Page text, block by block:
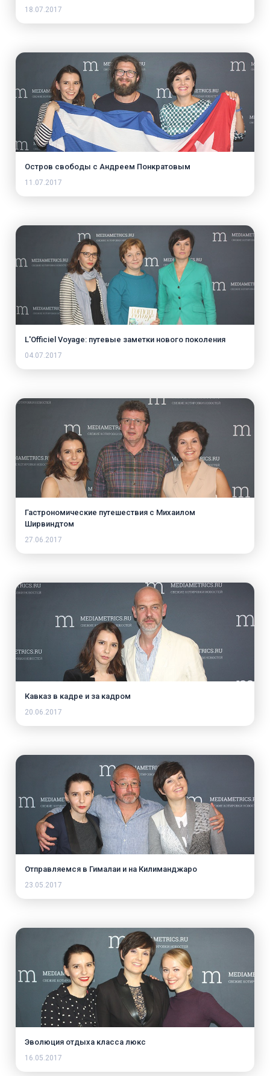
18.07.2017
Остров свободы с Андреем Понкратовым
11.07.2017
L'Officiel Voyage: путевые заметки нового поколения
04.07.2017
Гастрономические путешествия с Михаилом
Ширвиндтом
27.06.2017
Кавказ в кадре и за кадром
20.06.2017
Отправляемся в Гималаи и на Килиманджаро
23.05.2017
Эволюция отдыха класса люкс
16.05.2017